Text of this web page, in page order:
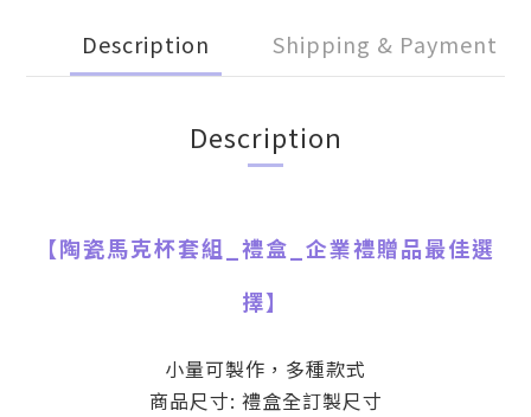
Description Shipping & Payment
Description
【陶瓷馬克杯套組_禮盒
企業禮贈品最佳選
擇】
小量可製作，多種款式
商品尺寸: 禮盒全訂製尺寸